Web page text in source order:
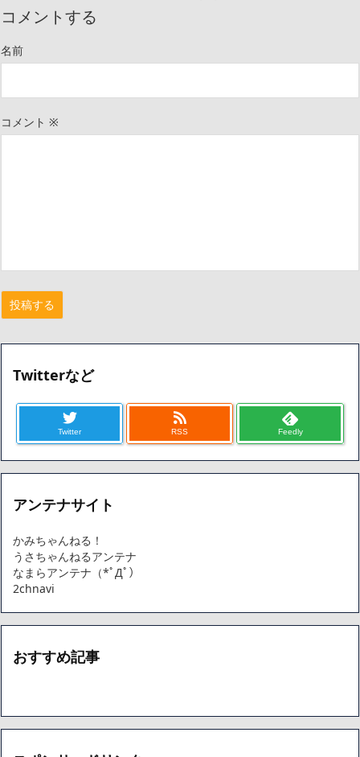
コメントする
名前
コメント ※
Twitterなど
Twitter RSS Feedly
アンテナサイト
かみちゃんねる！
うさちゃんねるアンテナ
なまらアンテナ（*ﾟДﾟ）
2chnavi
おすすめ記事